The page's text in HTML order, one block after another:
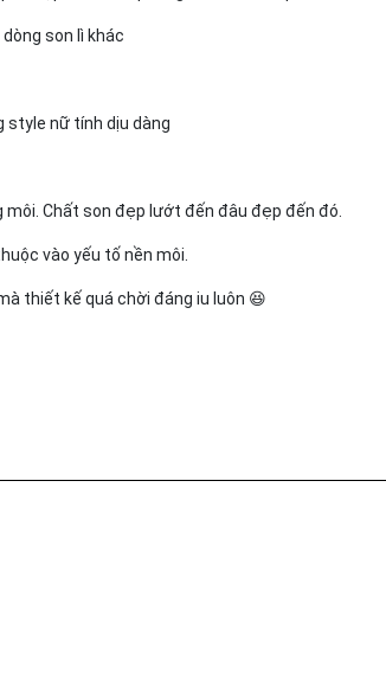
son lì khác
style nữ tính dịu dàng
Chất son đẹp lướt đến đâu đẹp đến đó.
vào yếu tố nền môi.
thiết kế quá chời đáng iu luôn 😆